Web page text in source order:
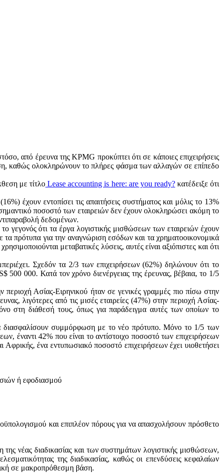
από έρευνα της KPMG προκύπτει ότι σε κάποιες επιχειρήσεις
καθώς ολοκληρώνουν το πλήρες φάσμα των αλλαγών σε επίπεδο
με τίτλο Lease accounting is here: are you ready?κατέδειξε ότι
έχουν εντοπίσει τις απαιτήσεις συστήματος και μόλις το 13%
ποσοστό των εταιρειών δεν έχουν ολοκληρώσει ακόμη το
δεδομένων.
ότι τα έργα λογιστικής μισθώσεων των εταιρειών έχουν
τα πρότυπα για την αναγνώριση εσόδων και τα χρηματοοικονομικά
μεταβατικές λύσεις, αυτές είναι αξιόπιστες και ότι
Σχεδόν τα 2/3 των επιχειρήσεων (62%) δηλώνουν ότι το
500 000. Κατά τον χρόνο διενέργειας της έρευνας, βέβαια, το 1/5
περιοχή Ασίας-Ειρηνικού ήταν σε γενικές γραμμές πιο πίσω στην
λιγότερες από τις μισές εταιρείες (47%) στην περιοχή Ασίας-
στη διάθεσή τους, όπως για παράδειγμα αυτές των οποίων το
να διασφαλίσουν συμμόρφωση με το νέο πρότυπο. Μόνο το 1/5 των
έναντι 42% που είναι το αντίστοιχο ποσοστό των επιχειρήσεων
ένα εντυπωσιακό ποσοστό επιχειρήσεων έχει υιοθετήσει
ή εφοδιασμού
και επιπλέον πόρους για να απασχολήσουν πρόσθετο
νέας διαδικασίας και των συστημάτων λογιστικής μισθώσεων,
της διαδικασίας, καθώς οι επενδύσεις κεφαλαίων
σε μακροπρόθεσμη βάση.